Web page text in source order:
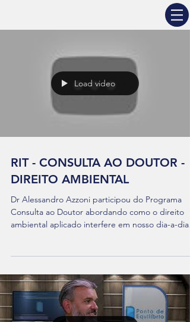
Load video
RIT - CONSULTA AO DOUTOR -
DIREITO AMBIENTAL
Dr Alessandro Azzoni participou do Programa
Consulta ao Doutor abordando como o direito
ambiental aplicado interfere em nosso dia-a-dia